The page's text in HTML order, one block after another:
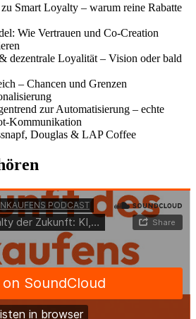
Smart Loyalty – warum reine Rabatte
Wie Vertrauen und Co-Creation
dezentrale Loyalität – Vision oder bald
– Chancen und Grenzen
zur Automatisierung – echte
Kommunikation
Douglas & LAP Coffee